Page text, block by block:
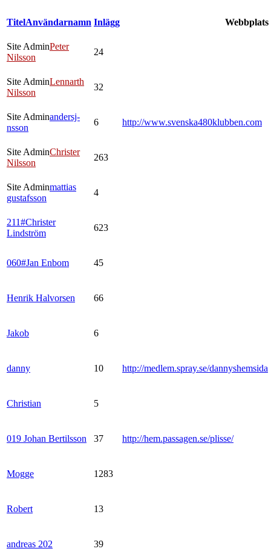
TitelAnvändarnamn Inlägg Webbplats
Site AdminPeter
Nilsson
24
Site AdminLennarth
Nilsson
32
Site Adminandersj-
nsson
6 http://www.svenska480klubben.com
Site AdminChrister
Nilsson
263
Site Adminmattias
gustafsson
4
211#Christer
Lindström
623
060#Jan Enbom 45
Henrik Halvorsen 66
Jakob 6
danny 10 http://medlem.spray.se/dannyshemsida
Christian 5
019 Johan Bertilsson 37 http://hem.passagen.se/plisse/
Mogge 1283
Robert 13
andreas 202 39